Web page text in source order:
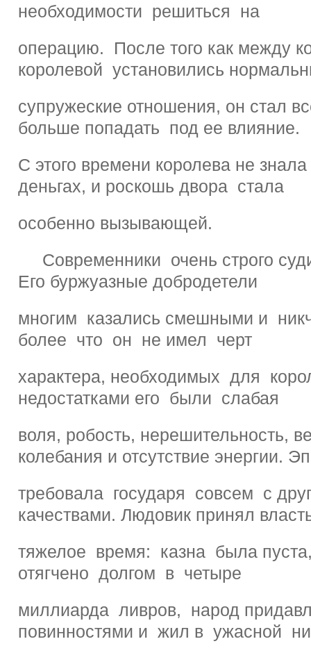
необходимости решиться на
операцию. После того как между
королевой установились
супружеские отношения, он стал
больше попадать под ее влияние.
С этого времени королева не
деньгах, и роскошь двора стала
особенно вызывающей.
Современники очень строго
Его буржуазные добродетели
многим казались смешными и
более что он не имел черт
характера, необходимых для
недостатками его были слабая
воля, робость, нерешительность,
колебания и отсутствие энергии.
требовала государя совсем с
качествами. Людовик принял
тяжелое время: казна была
отягчено долгом в четыре
миллиарда ливров, народ
повинностями и жил в ужасной